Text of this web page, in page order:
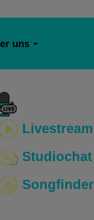
uns
Livestream
Studiochat
Songfinder